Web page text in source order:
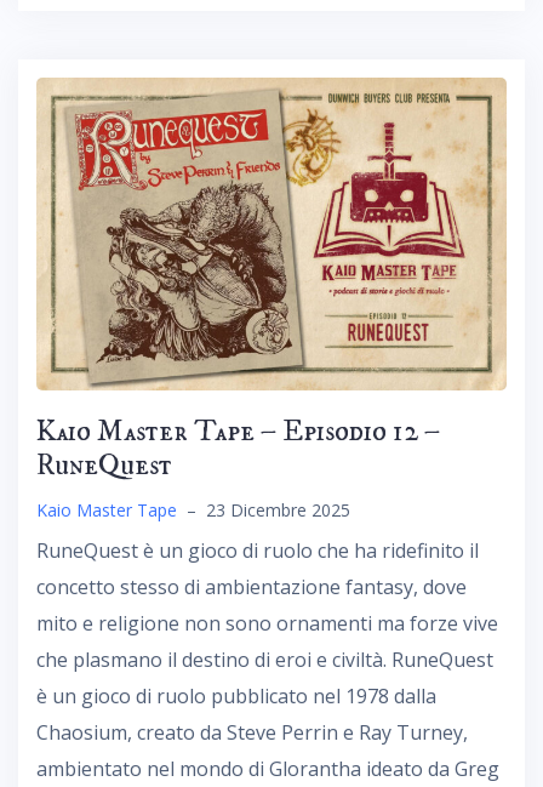
Kaio Master Tape – Episodio 12 –
RuneQuest
Kaio Master Tape – 23 Dicembre 2025
RuneQuest è un gioco di ruolo che ha ridefinito il
concetto stesso di ambientazione fantasy, dove
mito e religione non sono ornamenti ma forze vive
che plasmano il destino di eroi e civiltà. RuneQuest
è un gioco di ruolo pubblicato nel 1978 dalla
Chaosium, creato da Steve Perrin e Ray Turney,
ambientato nel mondo di Glorantha ideato da Greg